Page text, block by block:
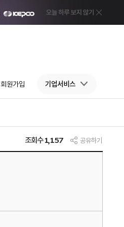
회원가입 기업서비스
조회수1,157 공유하기